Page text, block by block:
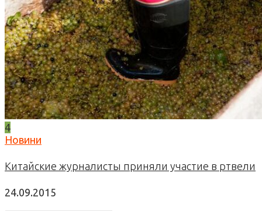
4
Новини
Китайские журналисты приняли участие в ртвели
24.09.2015